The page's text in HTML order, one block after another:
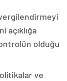
açıklığa
olduğu
ve